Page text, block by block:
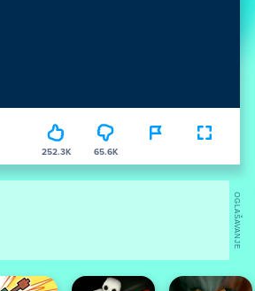
252.3K 65.6K
OGLAŠAVANJE